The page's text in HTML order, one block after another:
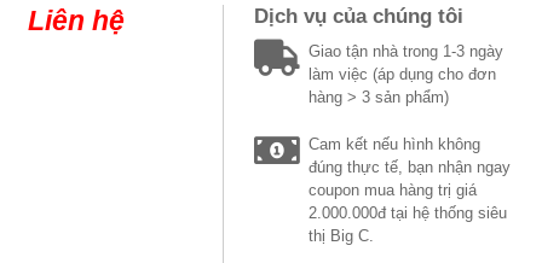
Liên hệ Dịch vụ của chúng tôi
Giao tận nhà trong 1-3 ngày
làm việc (áp dụng cho đơn
hàng > 3 sản phẩm)
Cam kết nếu hình không
đúng thực tế, bạn nhận ngay
coupon mua hàng trị giá
2.000.000đ tại hệ thống siêu
thị Big C.